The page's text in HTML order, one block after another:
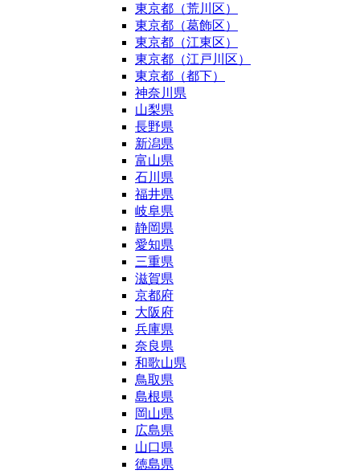
東京都（荒川区）
東京都（葛飾区）
東京都（江東区）
東京都（江戸川区）
東京都（都下）
神奈川県
山梨県
長野県
新潟県
富山県
石川県
福井県
岐阜県
静岡県
愛知県
三重県
滋賀県
京都府
大阪府
兵庫県
奈良県
和歌山県
鳥取県
島根県
岡山県
広島県
山口県
徳島県